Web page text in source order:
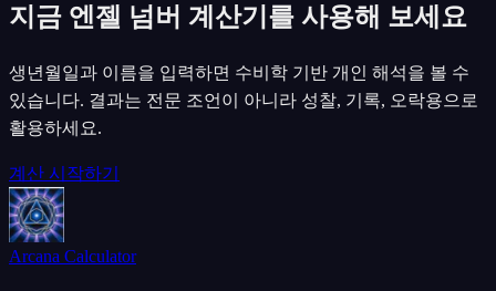
지금 엔젤 넘버 계산기를 사용해 보세요
생년월일과 이름을 입력하면 수비학 기반 개인 해석을 볼 수
있습니다. 결과는 전문 조언이 아니라 성찰, 기록, 오락용으로
활용하세요.
계산 시작하기
Arcana Calculator